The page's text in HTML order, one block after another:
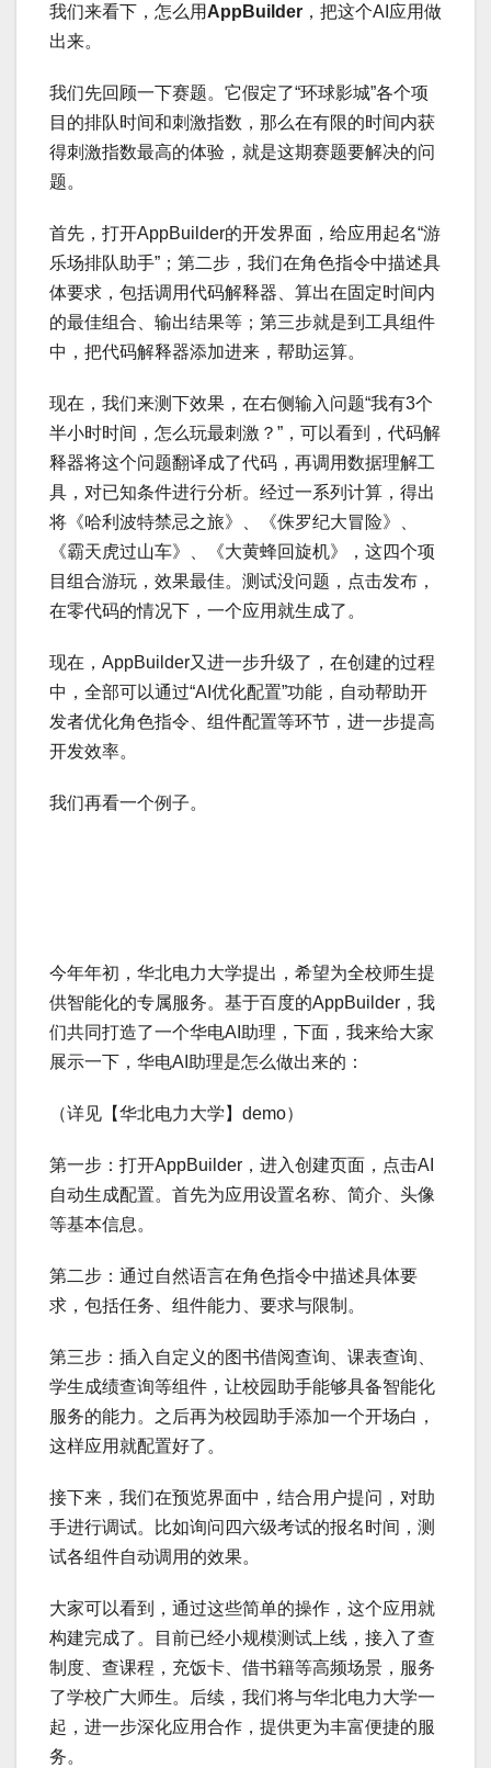
我们来看下，怎么用 AppBuilder ，把这个AI应用做
出来。
我们先回顾一下赛题。它假定了“环球影城”各个项
目的排队时间和刺激指数，那么在有限的时间内获
得刺激指数最高的体验，就是这期赛题要解决的问
题。
首先，打开AppBuilder的开发界面，给应用起名“游
乐场排队助手”；第二步，我们在角色指令中描述具
体要求，包括调用代码解释器、算出在固定时间内
的最佳组合、输出结果等；第三步就是到工具组件
中，把代码解释器添加进来，帮助运算。
现在，我们来测下效果，在右侧输入问题“我有3个
半小时时间，怎么玩最刺激？”，可以看到，代码解
释器将这个问题翻译成了代码，再调用数据理解工
具，对已知条件进行分析。经过一系列计算，得出
将《哈利波特禁忌之旅》、《侏罗纪大冒险》、
《霸天虎过山车》、《大黄蜂回旋机》，这四个项
目组合游玩，效果最佳。测试没问题，点击发布，
在零代码的情况下，一个应用就生成了。
现在，AppBuilder又进一步升级了，在创建的过程
中，全部可以通过“AI优化配置”功能，自动帮助开
发者优化角色指令、组件配置等环节，进一步提高
开发效率。
我们再看一个例子。
今年年初，华北电力大学提出，希望为全校师生提
供智能化的专属服务。基于百度的AppBuilder，我
们共同打造了一个华电AI助理，下面，我来给大家
展示一下，华电AI助理是怎么做出来的：
（详见【华北电力大学】demo）
第一步：打开AppBuilder，进入创建页面，点击AI
自动生成配置。首先为应用设置名称、简介、头像
等基本信息。
第二步：通过自然语言在角色指令中描述具体要
求，包括任务、组件能力、要求与限制。
第三步：插入自定义的图书借阅查询、课表查询、
学生成绩查询等组件，让校园助手能够具备智能化
服务的能力。之后再为校园助手添加一个开场白，
这样应用就配置好了。
接下来，我们在预览界面中，结合用户提问，对助
手进行调试。比如询问四六级考试的报名时间，测
试各组件自动调用的效果。
大家可以看到，通过这些简单的操作，这个应用就
构建完成了。目前已经小规模测试上线，接入了查
制度、查课程，充饭卡、借书籍等高频场景，服务
了学校广大师生。后续，我们将与华北电力大学一
起，进一步深化应用合作，提供更为丰富便捷的服
务。